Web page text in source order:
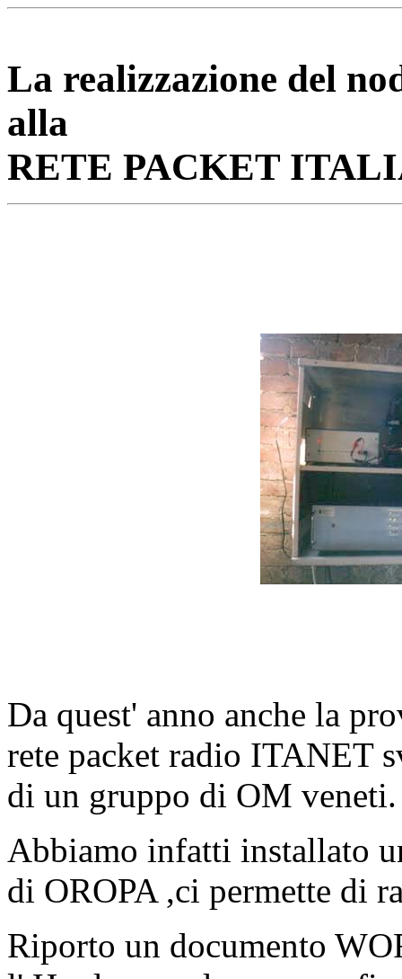
La realizzazione del
alla
RETE PACKET
Da quest' anno anche la
rete packet radio ITANET
di un gruppo di OM veneti.
Abbiamo infatti installato
di OROPA ,ci permette di
Riporto un documento